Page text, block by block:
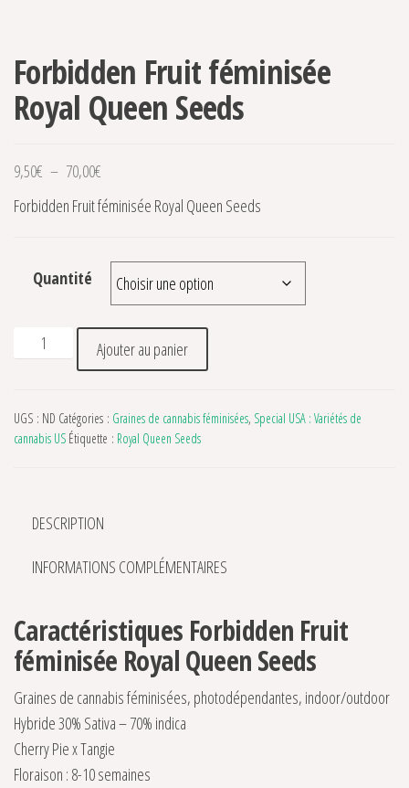
Forbidden Fruit féminisée
Royal Queen Seeds
9,50€ – 70,00€
Forbidden Fruit féminisée Royal Queen Seeds
Quantité
quantité de Forbidden Fruit féminisée Royal Queen Seeds
Ajouter au panier
UGS : ND Catégories : Graines de cannabis féminisées, Special USA : Variétés de
cannabis US Étiquette : Royal Queen Seeds
DESCRIPTION
INFORMATIONS COMPLÉMENTAIRES
Caractéristiques Forbidden Fruit
féminisée Royal Queen Seeds
Graines de cannabis féminisées, photodépendantes, indoor/outdoor
Hybride 30% Sativa – 70% indica
Cherry Pie x Tangie
Floraison : 8-10 semaines